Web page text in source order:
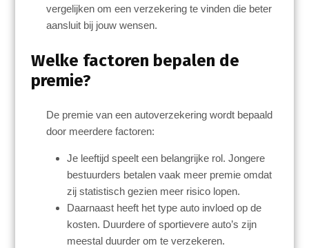
vergelijken om een verzekering te vinden die beter
aansluit bij jouw wensen.
Welke factoren bepalen de
premie?
De premie van een autoverzekering wordt bepaald
door meerdere factoren:
Je leeftijd speelt een belangrijke rol. Jongere
bestuurders betalen vaak meer premie omdat
zij statistisch gezien meer risico lopen.
Daarnaast heeft het type auto invloed op de
kosten. Duurdere of sportievere auto’s zijn
meestal duurder om te verzekeren.